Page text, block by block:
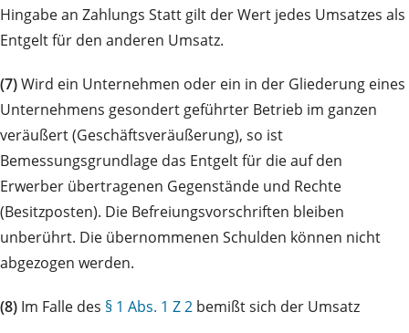
Hingabe an Zahlungs Statt gilt der Wert jedes Umsatzes als
Entgelt für den anderen Umsatz.
(7)Wird ein Unternehmen oder ein in der Gliederung eines
Unternehmens gesondert geführter Betrieb im ganzen
veräußert (Geschäftsveräußerung), so ist
Bemessungsgrundlage das Entgelt für die auf den
Erwerber übertragenen Gegenstände und Rechte
(Besitzposten). Die Befreiungsvorschriften bleiben
unberührt. Die übernommenen Schulden können nicht
abgezogen werden.
(8) Im Falle des § 1 Abs. 1 Z 2 bemißt sich der Umsatz